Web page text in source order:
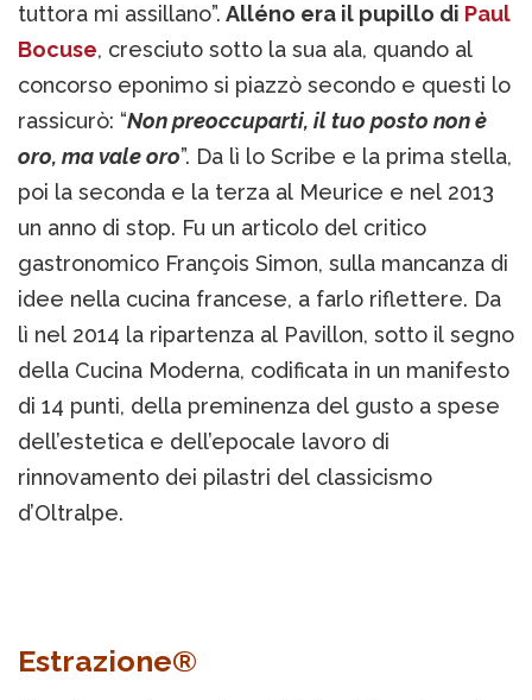
tuttora mi assillano”. Alléno era il pupillo di Paul
Bocuse, cresciuto sotto la sua ala, quando al
concorso eponimo si piazzò secondo e questi lo
rassicurò: “Non preoccuparti, il tuo posto non è
oro, ma vale oro”. Da lì lo Scribe e la prima stella,
poi la seconda e la terza al Meurice e nel 2013
un anno di stop. Fu un articolo del critico
gastronomico François Simon, sulla mancanza di
idee nella cucina francese, a farlo riflettere. Da
lì nel 2014 la ripartenza al Pavillon, sotto il segno
della Cucina Moderna, codificata in un manifesto
di 14 punti, della preminenza del gusto a spese
dell’estetica e dell’epocale lavoro di
rinnovamento dei pilastri del classicismo
d’Oltralpe.
Estrazione®